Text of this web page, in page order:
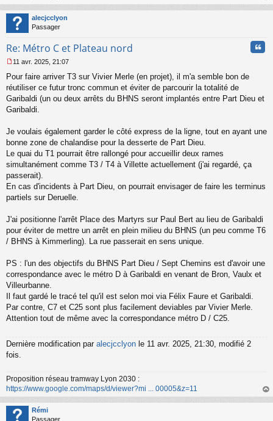
u
au
alecjcclyon
Passager
Re: Métro C et Plateau nord
e
s
s
g
n
o
n
u
11 avr. 2025, 21:07
Pour faire arriver T3 sur Vivier Merle (en projet), il m'a semble bon de
réutiliser ce futur tronc commun et éviter de parcourir la totalité de
Garibaldi (un ou deux arrêts du BHNS seront implantés entre Part Dieu et
Garibaldi.
Je voulais également garder le côté express de la ligne, tout en ayant une
bonne zone de chalandise pour la desserte de Part Dieu.
Le quai du T1 pourrait être rallongé pour accueillir deux rames
simultanément comme T3 / T4 à Villette actuellement (j'ai regardé, ça
passerait).
En cas d'incidents à Part Dieu, on pourrait envisager de faire les terminus
partiels sur Deruelle.
J'ai positionne l'arrêt Place des Martyrs sur Paul Bert au lieu de Garibaldi
pour éviter de mettre un arrêt en plein milieu du BHNS (un peu comme T6
/ BHNS à Kimmerling). La rue passerait en sens unique.
PS : l'un des objectifs du BHNS Part Dieu / Sept Chemins est d'avoir une
correspondance avec le métro D à Garibaldi en venant de Bron, Vaulx et
Villeurbanne.
Il faut gardé le tracé tel qu'il est selon moi via Félix Faure et Garibaldi.
Par contre, C7 et C25 sont plus facilement deviables par Vivier Merle.
Attention tout de même avec la correspondance métro D / C25.
Dernière modification par alecjcclyon le 11 avr. 2025, 21:30, modifié 2
fois.
Proposition réseau tramway Lyon 2030 :
https://www.google.com/maps/d/viewer?mi ... 00005&z=11
au
Rémi
Passager